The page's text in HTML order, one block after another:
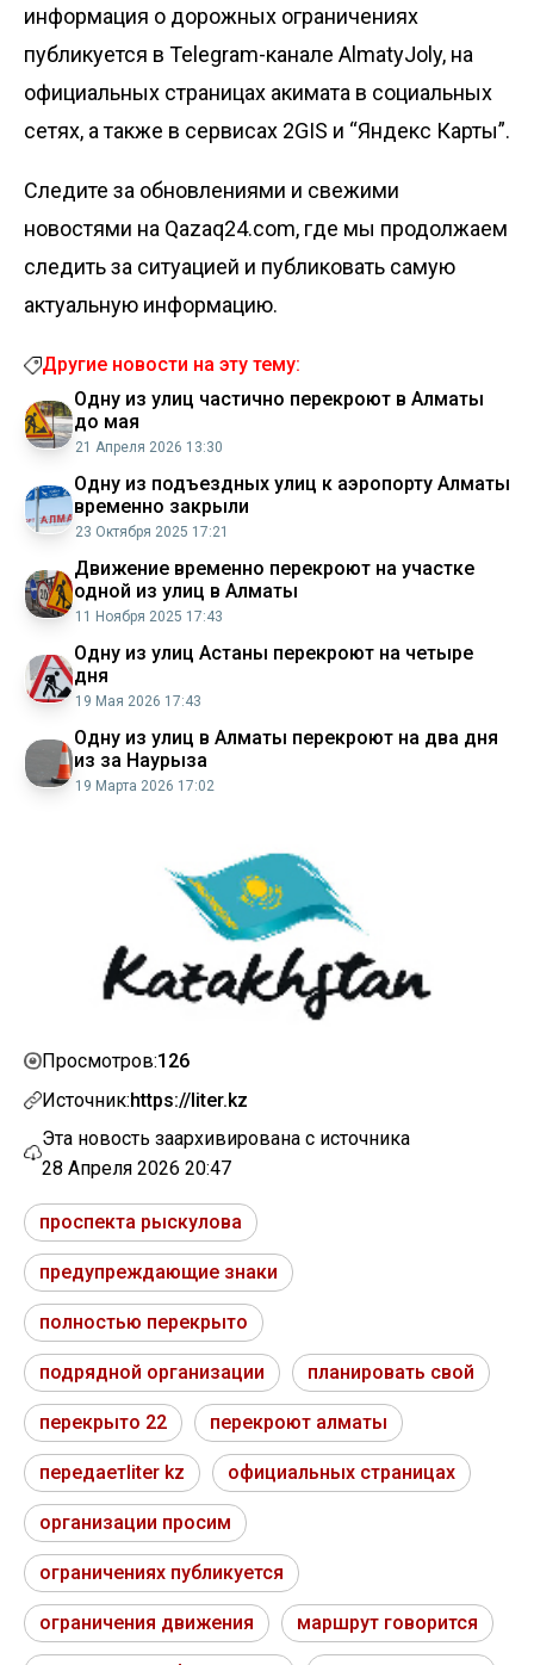
информация о дорожных ограничениях
публикуется в Telegram-канале AlmatyJoly, на
официальных страницах акимата в социальных
сетях, а также в сервисах 2GIS и “Яндекс Карты”.
Следите за обновлениями и свежими
новостями на Qazaq24.com, где мы продолжаем
следить за ситуацией и публиковать самую
актуальную информацию.
Другие новости на эту тему:
Одну из улиц частично перекроют в Алматы
до мая
21 Апреля 2026 13:30
Одну из подъездных улиц к аэропорту Алматы
временно закрыли
23 Октября 2025 17:21
Движение временно перекроют на участке
одной из улиц в Алматы
11 Ноября 2025 17:43
Одну из улиц Астаны перекроют на четыре
дня
19 Мая 2026 17:43
Одну из улиц в Алматы перекроют на два дня
из за Наурыза
19 Марта 2026 17:02
Просмотров:126
Источник:https://liter.kz
Эта новость заархивирована с источника
28 Апреля 2026 20:47
проспекта рыскулова
предупреждающие знаки
полностью перекрыто
подрядной организации планировать свой
перекрыто 22 перекроют алматы
передаетliter kz официальных страницах
организации просим
ограничениях публикуется
ограничения движения маршрут говорится